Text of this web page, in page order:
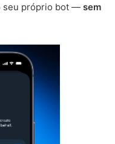
seu próprio bot — sem